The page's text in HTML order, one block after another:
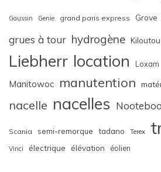
Gaussin Genie grand paris express Grove
grues à tour hydrogène Kiloutou
Liebherr location Loxam
Manitowoc manutention
nacelle nacelles
Scania semi-remorque tadano Terex
Vinci électrique élévation éolien